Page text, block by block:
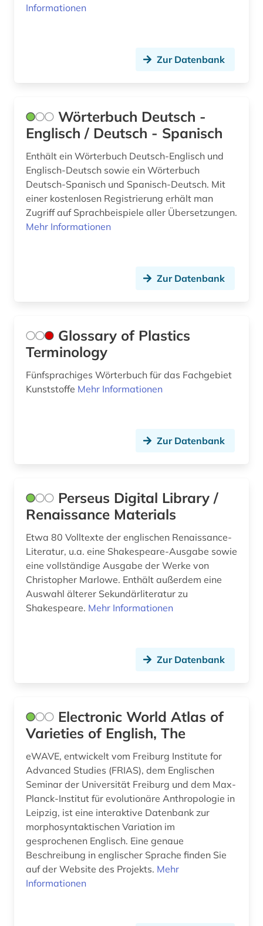
chinesisch (13)
corpus (1)
dictionary (1)
didaktik (2)
drama (7)
dänisch (5)
e-book-paket (1)
elektrische energietechnik (1)
elektronik (2)
elektrotechnik (3)
elvish (1)
englisch language teaching (1)
englischunterricht (1)
english (1)
enzyklopädie (3)
epik (1)
eponym (1)
etymologie (3)
fid darstellende kunst (1)
fid finnisch-ugrische/uralische sprachen (2)
film (2)
finanzwirtschaft (1)
finnisch (6)
finnougristik (2)
französisch (41)
frauenliteratur (1)
Informationen
Zur Datenbank
Wörterbuch Deutsch -
Englisch / Deutsch - Spanisch
Enthält ein Wörterbuch Deutsch-Englisch und
Englisch-Deutsch sowie ein Wörterbuch
Deutsch-Spanisch und Spanisch-Deutsch. Mit
einer kostenlosen Registrierung erhält man
Zugriff auf Sprachbeispiele aller Übersetzungen.
Mehr Informationen
Zur Datenbank
Glossary of Plastics
Terminology
Fünfsprachiges Wörterbuch für das Fachgebiet
Kunststoffe Mehr Informationen
Zur Datenbank
Perseus Digital Library /
Renaissance Materials
Etwa 80 Volltexte der englischen Renaissance-
Literatur, u.a. eine Shakespeare-Ausgabe sowie
eine vollständige Ausgabe der Werke von
Christopher Marlowe. Enthält außerdem eine
Auswahl älterer Sekundärliteratur zu
Shakespeare. Mehr Informationen
Zur Datenbank
Electronic World Atlas of
Varieties of English, The
eWAVE, entwickelt vom Freiburg Institute for
Advanced Studies (FRIAS), dem Englischen
Seminar der Universität Freiburg und dem Max-
Planck-Institut für evolutionäre Anthropologie in
Leipzig, ist eine interaktive Datenbank zur
morphosyntaktischen Variation im
gesprochenen Englisch. Eine genaue
Beschreibung in englischer Sprache finden Sie
auf der Website des Projekts. Mehr
Informationen